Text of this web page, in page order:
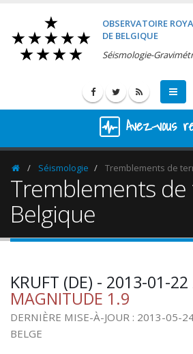
OBSERVATOIRE
DE BELGIQUE
Séismologie-
Avez-vous
HomepageSéismologie Tremblements de
Tremblements
Belgique
KRUFT (DE) - 2013-01-
MAGNITUDE 1.9
DERNIÈRE MISE-À-JOUR : 2013-05-
BELGE